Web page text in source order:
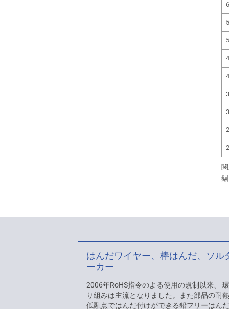
はんだワイヤー、棒はんだ、ソル
ーカー
2006年RoHS指令のよる使用の規制以来、
り組みは主流となりました。また部品の耐
低融点ではんだ付けができる鉛フリーはん